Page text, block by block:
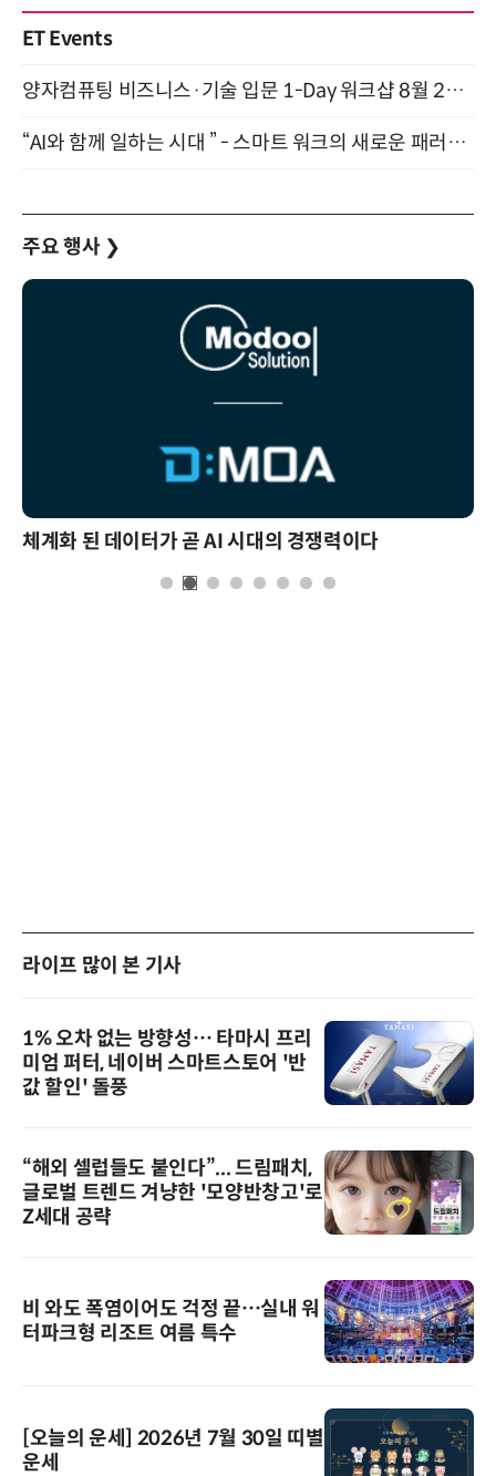
ET Events
양자컴퓨팅 비즈니스·기술 입문 1-Day 워크샵 8월 28일 개최
“AI와 함께 일하는 시대 ” - 스마트 워크의 새로운 패러다임 (9/11)
주요 행사 ❯
체계화 된 데이터가 곧 AI 시대의 경쟁력이다
라이프 많이 본 기사
1% 오차 없는 방향성… 타마시 프리
미엄 퍼터, 네이버 스마트스토어 '반
값 할인' 돌풍
“해외 셀럽들도 붙인다”... 드림패치,
글로벌 트렌드 겨냥한 '모양반창고'로
Z세대 공략
비 와도 폭염이어도 걱정 끝…실내 워
터파크형 리조트 여름 특수
[오늘의 운세] 2026년 7월 30일 띠별
운세